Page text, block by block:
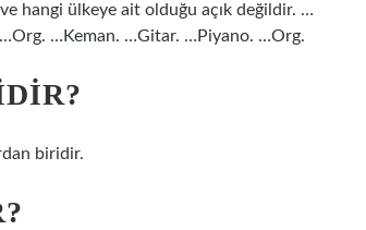
hangi ülkeye ait olduğu açık değildir. …
…Keman. …Gitar. …Piyano. …Org.
biridir.